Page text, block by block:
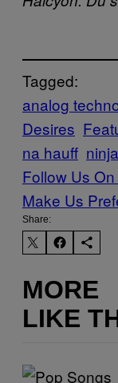
Tagged:
analog
Desires
na hauff
Follow Us
Make Us
Share:
MORE
LIKE